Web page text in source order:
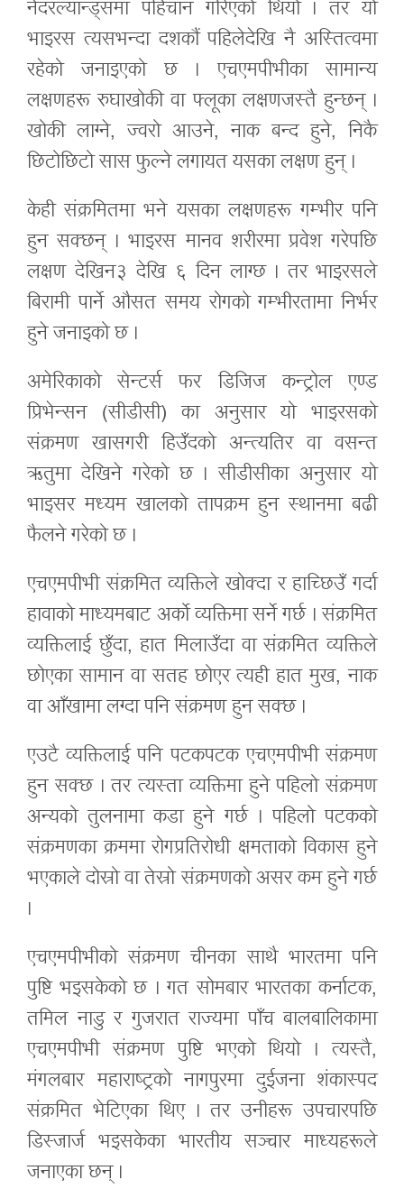
नेदरल्यान्ड्समा पहिचान गरिएको थियो । तर यो
भाइरस त्यसभन्दा दशकौं पहिलेदेखि नै अस्तित्वमा
रहेको जनाइएको छ । एचएमपीभीका सामान्य
लक्षणहरू रुघाखोकी वा फ्लूका लक्षणजस्तै हुन्छन् ।
खोकी लाग्ने, ज्वरो आउने, नाक बन्द हुने, निकै
छिटोछिटो सास फुल्ने लगायत यसका लक्षण हुन् ।
केही संक्रमितमा भने यसका लक्षणहरू गम्भीर पनि
हुन सक्छन् । भाइरस मानव शरीरमा प्रवेश गरेपछि
लक्षण देखिन३ देखि ६ दिन लाग्छ । तर भाइरसले
बिरामी पार्ने औसत समय रोगको गम्भीरतामा निर्भर
हुने जनाइको छ ।
अमेरिकाको सेन्टर्स फर डिजिज कन्ट्रोल एण्ड
प्रिभेन्सन (सीडीसी) का अनुसार यो भाइरसको
संक्रमण खासगरी हिउँदको अन्त्यतिर वा वसन्त
ऋतुमा देखिने गरेको छ । सीडीसीका अनुसार यो
भाइसर मध्यम खालको तापक्रम हुन स्थानमा बढी
फैलने गरेको छ ।
एचएमपीभी संक्रमित व्यक्तिले खोक्दा र हाच्छिउँ गर्दा
हावाको माध्यमबाट अर्को व्यक्तिमा सर्ने गर्छ । संक्रमित
व्यक्तिलाई छुँदा, हात मिलाउँदा वा संक्रमित व्यक्तिले
छोएका सामान वा सतह छोएर त्यही हात मुख, नाक
वा आँखामा लग्दा पनि संक्रमण हुन सक्छ ।
एउटै व्यक्तिलाई पनि पटकपटक एचएमपीभी संक्रमण
हुन सक्छ । तर त्यस्ता व्यक्तिमा हुने पहिलो संक्रमण
अन्यको तुलनामा कडा हुने गर्छ । पहिलो पटकको
संक्रमणका क्रममा रोगप्रतिरोधी क्षमताको विकास हुने
भएकाले दोस्रो वा तेस्रो संक्रमणको असर कम हुने गर्छ
।
एचएमपीभीको संक्रमण चीनका साथै भारतमा पनि
पुष्टि भइसकेको छ । गत सोमबार भारतका कर्नाटक,
तमिल नाडु र गुजरात राज्यमा पाँच बालबालिकामा
एचएमपीभी संक्रमण पुष्टि भएको थियो । त्यस्तै,
मंगलबार महाराष्ट्रको नागपुरमा दुईजना शंकास्पद
संक्रमित भेटिएका थिए । तर उनीहरू उपचारपछि
डिस्जार्ज भइसकेका भारतीय सञ्चार माध्यहरूले
जनाएका छन् ।